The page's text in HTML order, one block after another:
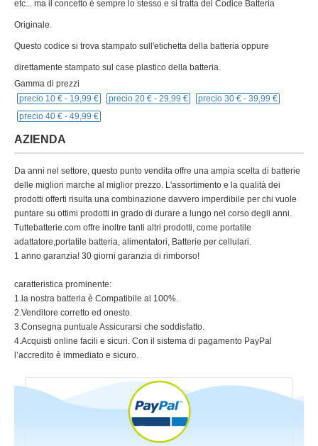
etc... ma il concetto è sempre lo stesso e si tratta del Codice Batteria
Originale.
Questo codice si trova stampato sull'etichetta della batteria oppure
direttamente stampato sul case plastico della batteria.
Gamma di prezzi
precio 10 € - 19,99 € precio 20 € - 29,99 € precio 30 € - 39,99 €
precio 40 € - 49,99 €
AZIENDA
Da anni nel settore, questo punto vendita offre una ampia scelta di batterie
delle migliori marche al miglior prezzo. L'assortimento e la qualità dei
prodotti offerti risulta una combinazione davvero imperdibile per chi vuole
puntare su ottimi prodotti in grado di durare a lungo nel corso degli anni.
Tuttebatterie.com offre inoltre tanti altri prodotti, come portatile
adattatore,portatile batteria, alimentatori, Batterie per cellulari.
1 anno garanzia! 30 giorni garanzia di rimborso!
caratteristica prominente:
1.la nostra batteria è Compatibile al 100%.
2.Venditore corretto ed onesto.
3.Consegna puntuale Assicurarsi che soddisfatto.
4.Acquisti online facili e sicuri. Con il sistema di pagamento PayPal
l’accredito è immediato e sicuro.